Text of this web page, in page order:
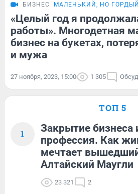
БИЗНЕС МАЛЕНЬКИЙ, НО
«Целый год я
работы». Многодетная
бизнес на букетах,
и мужа
27 ноября, 2023, 15:00 1 305
ТОП 5
1
Закрытие бизнеса
профессия. Как
мечтает
Алтайский Маугли
23 321 2